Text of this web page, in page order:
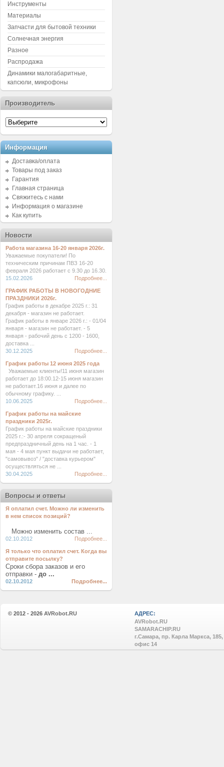
Инструменты
Материалы
Запчасти для бытовой техники
Солнечная энергия
Разное
Распродажа
Динамики малогабаритные,
капсюли, микрофоны
Производитель
Информация
Доставка/оплата
Товары под заказ
Гарантия
Главная страница
Свяжитесь с нами
Информация о магазине
Как купить
Новости
Работа магазина 16-20 января 2026г.
Уважаемые покупатели! По
техническим причинам ПВЗ 16-20
февраля 2026 работает с 9.30 до 16.30.
15.02.2026
Подробнее...
ГРАФИК РАБОТЫ В НОВОГОДНИЕ
ПРАЗДНИКИ 2026г.
График работы в декабре 2025 г.: 31
декабря - магазин не работает.
График работы в январе 2026 г.: - 01/04
января - магазин не работает. - 5
января - рабочий день с 1200 - 1600,
доставка ...
30.12.2025
Подробнее...
График работы 12 июня 2025 года
Уважаемые клиенты!11 июня магазин
работает до 18:00.12-15 июня магазин
не работает.16 июня и далее по
обычному графику. ...
10.06.2025
Подробнее...
График работы на майские
праздники 2025г.
График работы на майские праздники
2025 г.:- 30 апреля сокращеный
предпраздничный день на 1 час. - 1
мая - 4 мая пункт выдачи не работает,
"самовывоз" / "доставка курьером"
осуществляться не ...
30.04.2025
Подробнее...
Вопросы и ответы
Я оплатил счет. Можно ли изменить
в нем список позиций?
Можно изменить состав ...
02.10.2012 Подробнее...
Я только что оплатил счет. Когда вы
отправите посылку?
Сроки сбора заказов и его
отправки - до ...
02.10.2012 Подробнее...
© 2012 - 2026 AVRobot.RU
АДРЕС:
AVRobot.RU
SAMARACHIP.RU
г.Самара, пр. Карла Маркса, 185,
офис 14